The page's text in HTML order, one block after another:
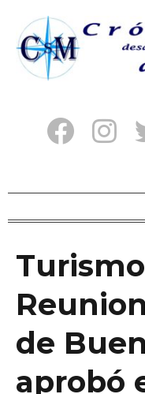
de
aprobó